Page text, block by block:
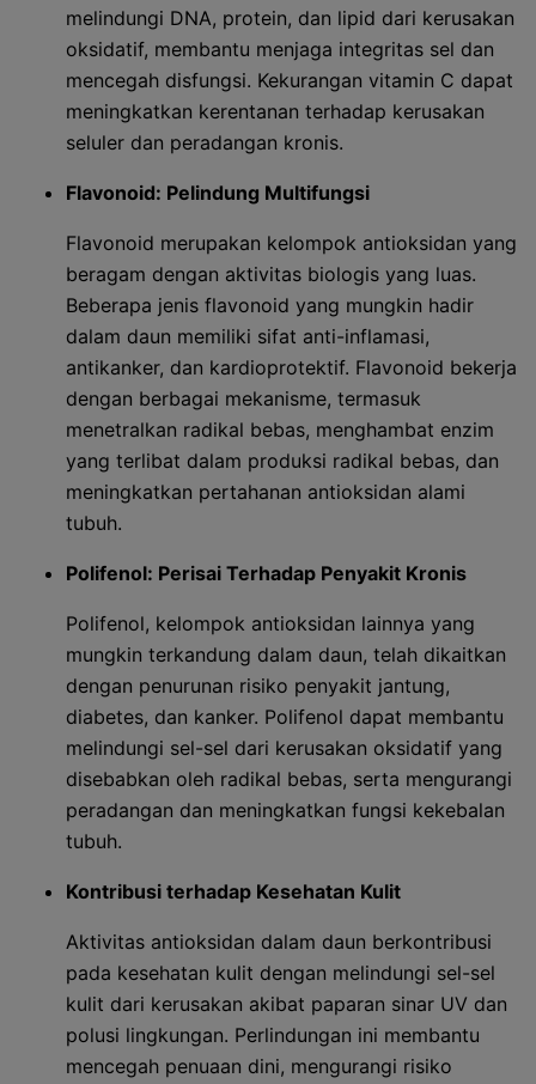
melindungi DNA, protein, dan lipid dari kerusakan
oksidatif, membantu menjaga integritas sel dan
mencegah disfungsi. Kekurangan vitamin C dapat
meningkatkan kerentanan terhadap kerusakan
seluler dan peradangan kronis.
Flavonoid: Pelindung Multifungsi
Flavonoid merupakan kelompok antioksidan yang
beragam dengan aktivitas biologis yang luas.
Beberapa jenis flavonoid yang mungkin hadir
dalam daun memiliki sifat anti-inflamasi,
antikanker, dan kardioprotektif. Flavonoid bekerja
dengan berbagai mekanisme, termasuk
menetralkan radikal bebas, menghambat enzim
yang terlibat dalam produksi radikal bebas, dan
meningkatkan pertahanan antioksidan alami
tubuh.
Polifenol: Perisai Terhadap Penyakit Kronis
Polifenol, kelompok antioksidan lainnya yang
mungkin terkandung dalam daun, telah dikaitkan
dengan penurunan risiko penyakit jantung,
diabetes, dan kanker. Polifenol dapat membantu
melindungi sel-sel dari kerusakan oksidatif yang
disebabkan oleh radikal bebas, serta mengurangi
peradangan dan meningkatkan fungsi kekebalan
tubuh.
Kontribusi terhadap Kesehatan Kulit
Aktivitas antioksidan dalam daun berkontribusi
pada kesehatan kulit dengan melindungi sel-sel
kulit dari kerusakan akibat paparan sinar UV dan
polusi lingkungan. Perlindungan ini membantu
mencegah penuaan dini, mengurangi risiko